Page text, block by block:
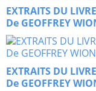
EXTRAITS DU
De GEOFFREY
EXTRAITS DU
De GEOFFREY